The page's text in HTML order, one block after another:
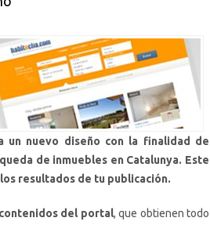
un nuevo diseño con la finalidad de
de inmuebles en Catalunya. Este
resultados de tu publicación.
del portal, que obtienen todo